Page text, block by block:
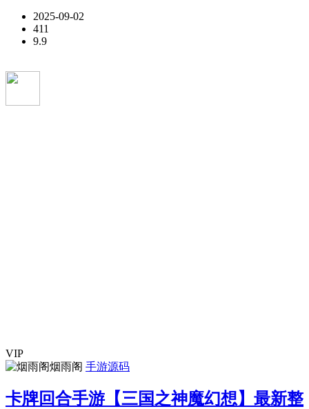
2025-09-02
411
9.9
VIP
烟雨阁 手游源码
卡牌回合手游【三国之神魔幻想】最新整